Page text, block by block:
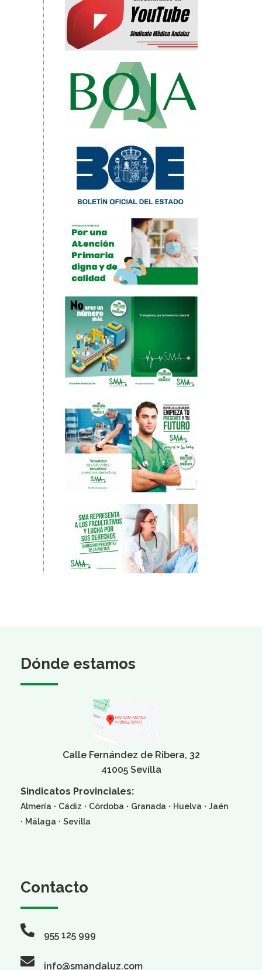
Dónde estamos
Calle Fernández de Ribera, 32
41005 Sevilla
Sindicatos Provinciales:
Almería · Cádiz · Córdoba · Granada · Huelva · Jaén
· Málaga · Sevilla
Contacto
955 125 999
info@smandaluz.com